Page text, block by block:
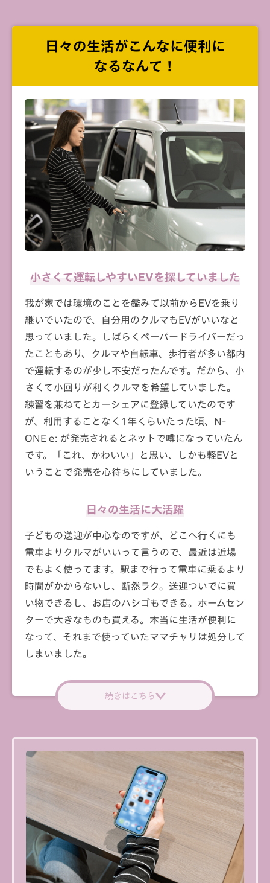
日々の生活がこんなに便利に
なるなんて！
小さくて運転しやすいEVを探していました
我が家では環境のことを鑑みて以前からEVを乗り
継いでいたので、自分用のクルマもEVがいいなと
思っていました。しばらくペーパードライバーだっ
たこともあり、クルマや自転車、歩行者が多い都内
で運転するのが少し不安だったんです。だから、小
さくて小回りが利くクルマを希望していました。
練習を兼ねてとカーシェアに登録していたのです
が、利用することなく1年くらいたった頃、N-
ONE e: が発売されるとネットで噂になっていたん
です。「これ、かわいい」と思い、しかも軽EVと
いうことで発売を心待ちにしていました。
日々の生活に大活躍
子どもの送迎が中心なのですが、どこへ行くにも
電車よりクルマがいいって言うので、最近は近場
でもよく使ってます。駅まで行って電車に乗るより
時間がかからないし、断然ラク。送迎ついでに買
い物できるし、お店のハシゴもできる。ホームセン
ターで大きなものも買える。本当に生活が便利に
なって、それまで使っていたママチャリは処分して
しまいました。
続きはこちら